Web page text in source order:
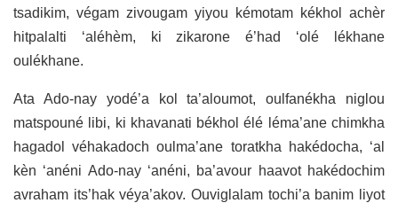
tsadikim, végam zivougam yiyou kémotam kékhol achèr
hitpalalti ‘aléhèm, ki zikarone é’had ‘olé lékhane
oulékhane.
Ata Ado-nay yodé’a kol ta’aloumot, oulfanékha niglou
matspouné libi, ki khavanati békhol élé léma’ane chimkha
hagadol véhakadoch oulma’ane toratkha hakédocha, ‘al
kèn ‘anéni Ado-nay ‘anéni, ba’avour haavot hakédochim
avraham its’hak véya’akov. Ouviglalam tochi’a banim liyot